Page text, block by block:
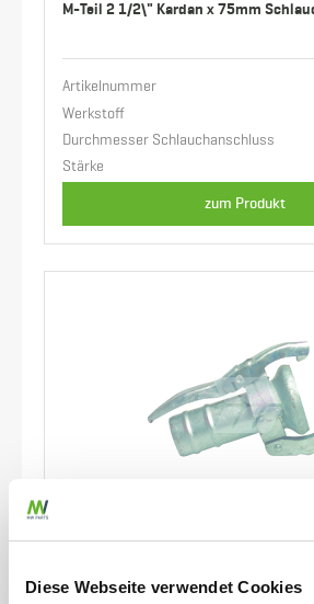
Diese Webseite verwendet Cookies
M-Teil 2 1/2\" Kardan x 75mm
Artikelnummer
Werkstoff
Durchmesser Schlauchanschluss
Stärke
zum Produkt